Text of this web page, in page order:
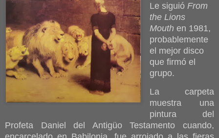
Le siguió From
the Lions
Mouth en 1981,
probablemente
el mejor disco
que firmó el
grupo.
La carpeta
muestra una
pintura del
Profeta Daniel del Antigüo Testamento cuando,